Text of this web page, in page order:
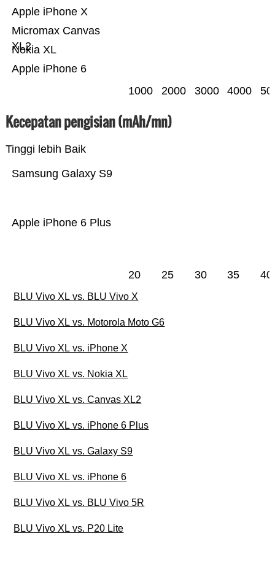
Apple iPhone 6
Nokia XL
Micromax Canvas
XL2
Apple iPhone X
1000 2000 3000 4000
Kecepatan pengisian (mAh/mn)
Tinggi lebih Baik
Apple iPhone 6 Plus
Samsung Galaxy S9
20 25 30 35 40
BLU Vivo XL vs. BLU Vivo X
BLU Vivo XL vs. Motorola Moto G6
BLU Vivo XL vs. iPhone X
BLU Vivo XL vs. Nokia XL
BLU Vivo XL vs. Canvas XL2
BLU Vivo XL vs. iPhone 6 Plus
BLU Vivo XL vs. Galaxy S9
BLU Vivo XL vs. iPhone 6
BLU Vivo XL vs. BLU Vivo 5R
BLU Vivo XL vs. P20 Lite